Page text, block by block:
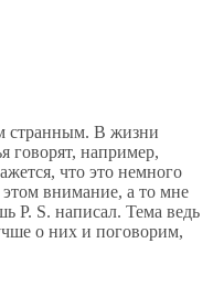
странным. В жизни
говорят, например,
что это немного
внимание, а то мне
P. S. написал. Тема ведь
о них и поговорим,